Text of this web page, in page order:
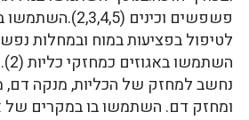
פשפשים וכינים
נחשב למחזק של הכליות, מנקה דם,
ומחזק דם. השתמשו בו במקרים של